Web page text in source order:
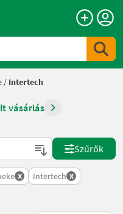
/ Intertech
vásárlás
on
Szűrők
x Intertech x